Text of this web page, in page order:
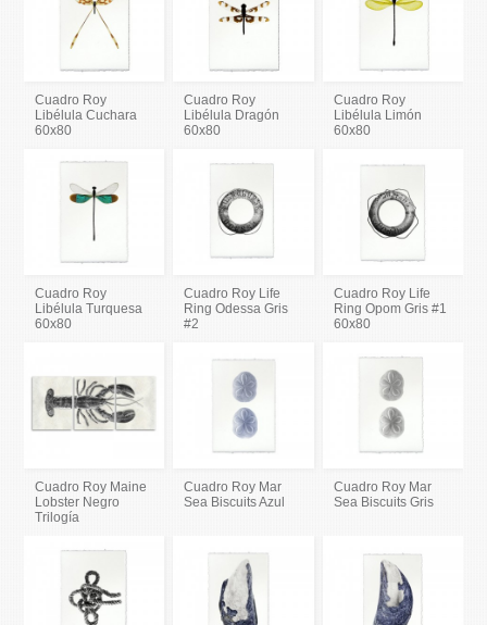
Cuadro Roy
Libélula Cuchara
60x80
Cuadro Roy
Libélula Dragón
60x80
Cuadro Roy
Libélula Limón
60x80
Cuadro Roy
Libélula Turquesa
60x80
Cuadro Roy Life
Ring Odessa Gris
#2
Cuadro Roy Life
Ring Opom Gris #1
60x80
Cuadro Roy Maine
Lobster Negro
Trilogía
Cuadro Roy Mar
Sea Biscuits Azul
Cuadro Roy Mar
Sea Biscuits Gris